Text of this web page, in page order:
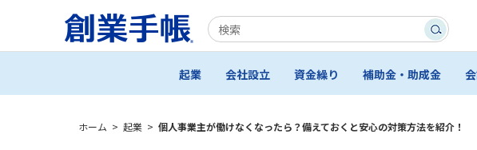
起業 会社設立 資金繰り 補助金・助成金
ホーム > 起業 > 個人事業主が働けなくなったら？備えておくと安心の対策方法を紹介！